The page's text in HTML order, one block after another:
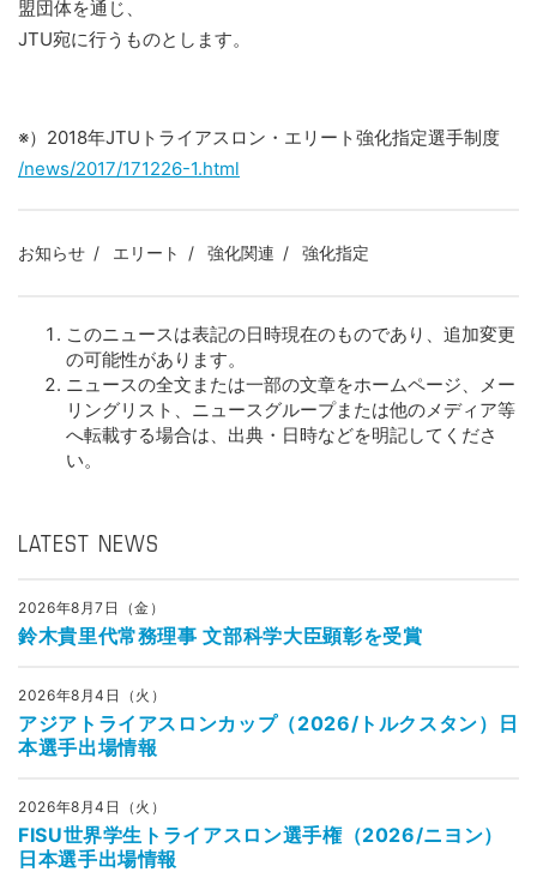
盟団体を通じ、
JTU宛に行うものとします。
※）2018年JTUトライアスロン・エリート強化指定選手制度
/news/2017/171226-1.html
お知らせ エリート 強化関連 強化指定
このニュースは表記の日時現在のものであり、追加変更
の可能性があります。
ニュースの全文または一部の文章をホームページ、メー
リングリスト、ニュースグループまたは他のメディア等
へ転載する場合は、出典・日時などを明記してくださ
い。
LATEST NEWS
2026年8月7日（金）
鈴木貴里代常務理事 文部科学大臣顕彰を受賞
2026年8月4日（火）
アジアトライアスロンカップ（2026/トルクスタン）日
本選手出場情報
2026年8月4日（火）
FISU世界学生トライアスロン選手権（2026/ニヨン）
日本選手出場情報